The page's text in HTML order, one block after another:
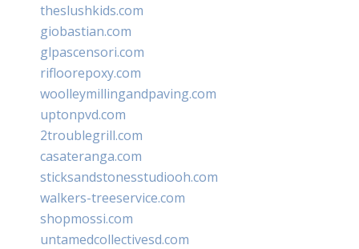
theslushkids.com
giobastian.com
glpascensori.com
rifloorepoxy.com
woolleymillingandpaving.com
uptonpvd.com
2troublegrill.com
casateranga.com
sticksandstonesstudiooh.com
walkers-treeservice.com
shopmossi.com
untamedcollectivesd.com